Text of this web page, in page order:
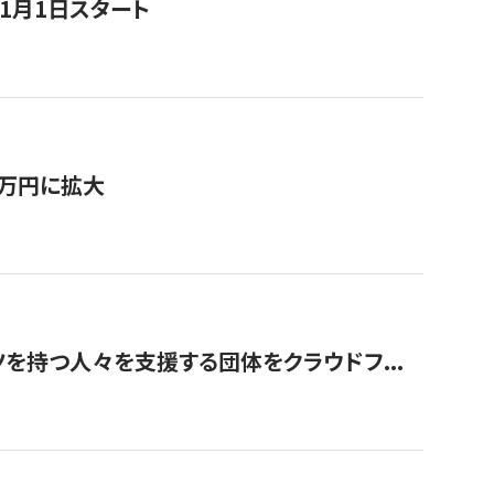
月1日スタート
円に拡大
持つ人々を支援する団体をクラウドフ...